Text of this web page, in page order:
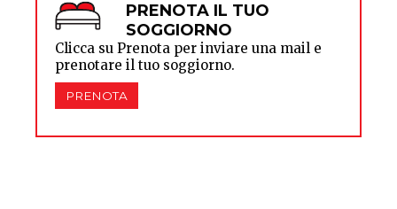
PRENOTA IL TUO
SOGGIORNO
Clicca su Prenota per inviare una mail e
prenotare il tuo soggiorno.
PRENOTA